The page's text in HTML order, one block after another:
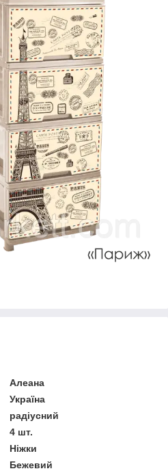
Алеана
Україна
радіусний
4 шт.
Ніжки
Бежевий